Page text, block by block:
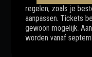
regelen, zoals je
aanpassen. Tickets
gewoon mogelijk.
worden vanaf
VIGGO
WAHR &